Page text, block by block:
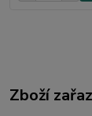
Zboží